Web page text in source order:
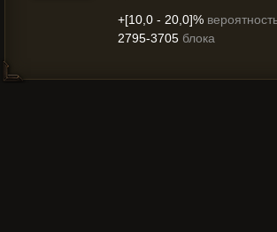
+[10,0 - 20,0]%
2795-3705 блока